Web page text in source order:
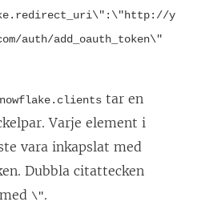
y
auth/add_oauth_token\"
tar en
Varje element i
vara inkapslat med
Dubbla citattecken
\".